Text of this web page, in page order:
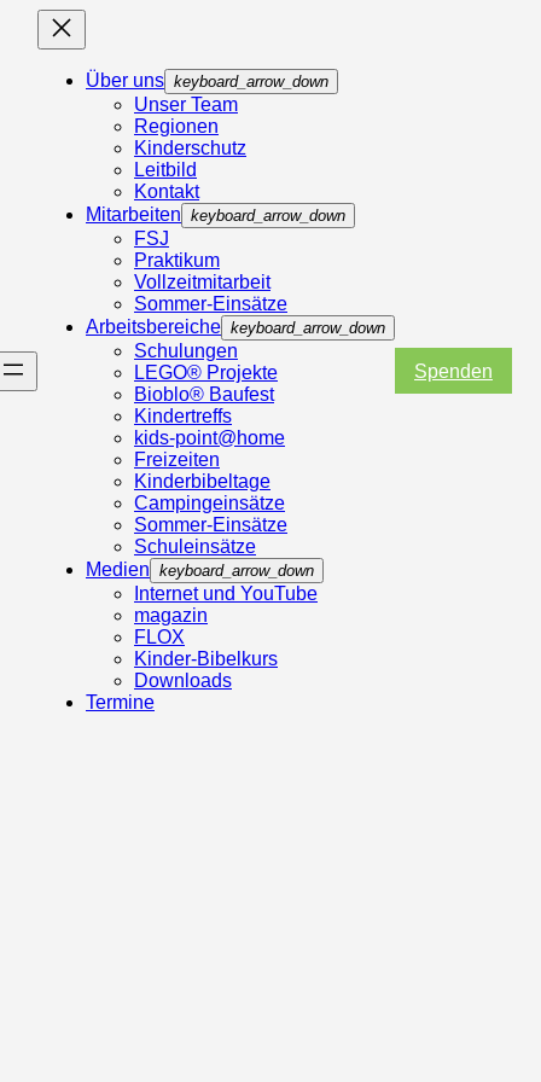
Über uns keyboard_arrow_down
Unser Team
Regionen
Kinderschutz
Leitbild
Kontakt
Mitarbeiten keyboard_arrow_down
FSJ
Praktikum
Vollzeitmitarbeit
Sommer-Einsätze
Arbeitsbereiche keyboard_arrow_down
Schulungen
LEGO® Projekte
Bioblo® Baufest
Kindertreffs
kids-point@home
Freizeiten
Kinderbibeltage
Campingeinsätze
Sommer-Einsätze
Schuleinsätze
Medien keyboard_arrow_down
Internet und YouTube
magazin
FLOX
Kinder-Bibelkurs
Downloads
Termine
Spenden